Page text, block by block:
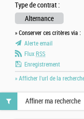
Type de contrat :
Alternance
» Conserver ces critères via :
Alerte email
Flux RSS
Enregistrement
» Afficher l'url de la
Affiner ma recherche